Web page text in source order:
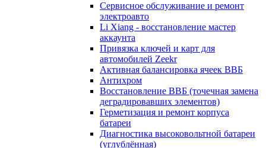
Сервисное обслуживание и ремонт
электроавто
Li Xiang - восстановление мастер
аккаунта
Привязка ключей и карт для
автомобилей Zeekr
Активная балансировка ячеек ВВБ
Антихром
Восстановление ВВБ (точечная замена
деградировавших элементов)
Герметизация и ремонт корпуса
батареи
Диагностика высоковольтной батареи
(углублённая)